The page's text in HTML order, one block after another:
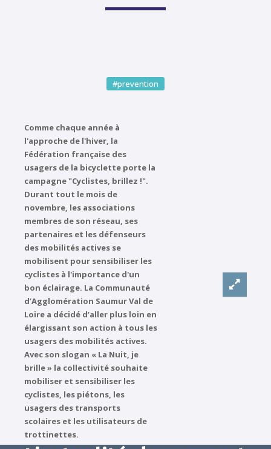
#prevention
Comme chaque année à
l'approche de l'hiver, la
Fédération française des
usagers de la bicyclette porte la
campagne "Cyclistes, brillez !".
Durant tout le mois de
novembre, les associations
membres de son réseau, ses
partenaires et les défenseurs
des mobilités actives se
mobilisent pour sensibiliser les
cyclistes à l'importance d'un
bon éclairage. La Communauté
d’Agglomération Saumur Val de
Loire a décidé d’aller plus loin en
élargissant son action à tous les
usagers des mobilités actives.
Avec son slogan « La Nuit, je
brille » la collectivité souhaite
mobiliser et sensibiliser les
cyclistes, les piétons, les
usagers des transports
scolaires et les utilisateurs de
trottinettes.